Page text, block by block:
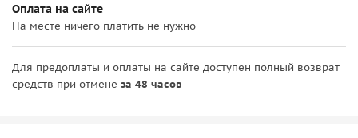
Оплата на сайте
На месте ничего платить не нужно
Для предоплаты и оплаты на сайте доступен полный возврат
средств при отмене за 48 часов